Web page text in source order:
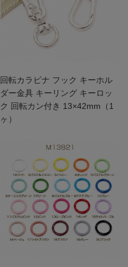
回転カラビナ フック キーホル
ダー金具 キーリング キーロッ
ク 回転カン付き 13×42mm（1
ヶ）